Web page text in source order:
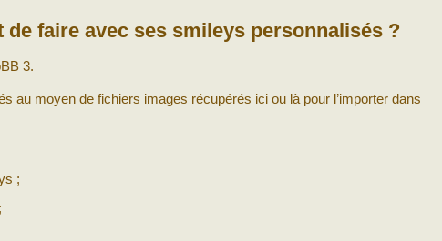
de faire avec ses smileys personnalisés ?
3.
au moyen de fichiers images récupérés ici ou là pour l’importer dans
;